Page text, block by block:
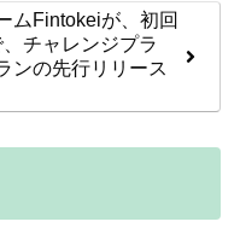
ムFintokeiが、初回
チャレンジプラ
ンの先行リリース